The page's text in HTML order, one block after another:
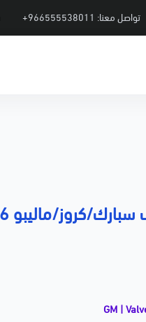
تواصل معنا: +966555538011
ماليبو 20/16 الحبة⭐⭐⭐